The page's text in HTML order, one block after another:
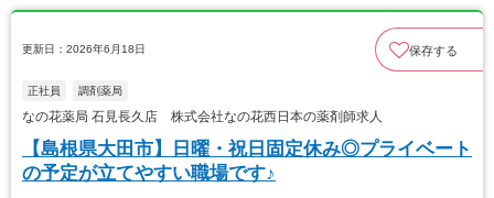
更新日：2026年6月18日 保存する
正社員 調剤薬局
なの花薬局 石見長久店 株式会社なの花西日本の薬剤師求人
【島根県大田市】日曜・祝日固定休み◎プライベート
の予定が立てやすい職場です♪